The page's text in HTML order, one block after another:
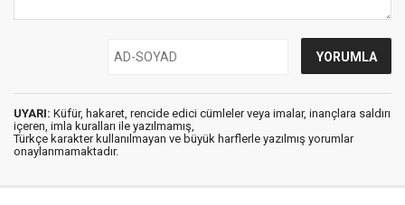
UYARI: Küfür, hakaret, rencide edici cümleler veya imalar, inançlara saldırı
içeren, imla kuralları ile yazılmamış,
Türkçe karakter kullanılmayan ve büyük harflerle yazılmış yorumlar
onaylanmamaktadır.